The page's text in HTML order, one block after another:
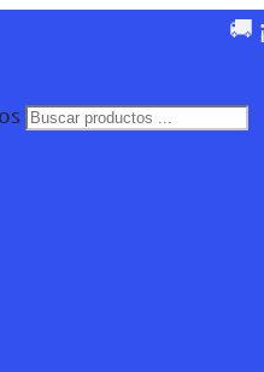
🚚